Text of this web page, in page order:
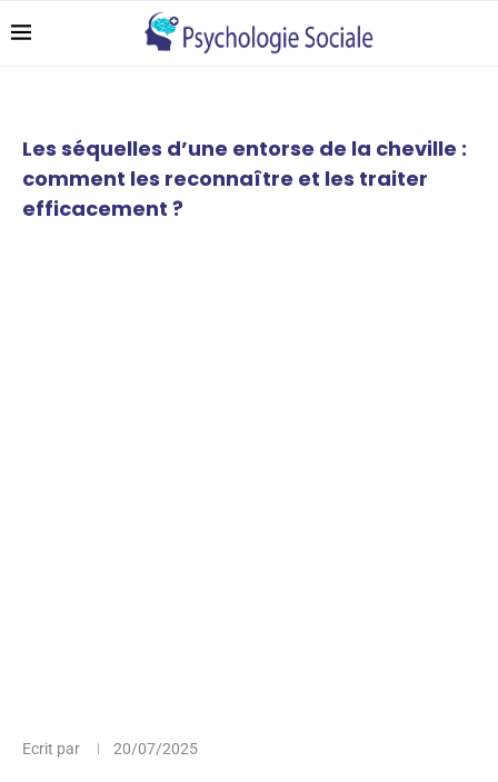
Les séquelles d’une entorse de la cheville :
comment les reconnaître et les traiter
efficacement ?
Ecrit par 20/07/2025